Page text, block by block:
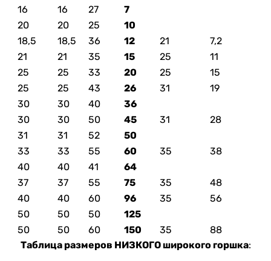
16
16 27
7
20
20 25
10
18,5
18,5 36 12 21
7,2
21
21 35 15 25
11
25
25 33 20 25
15
25
25 43 26 31
19
30
30 40
36
30
30 50 45 31
28
31
31 52
50
33
33 55 60 35
38
40
40 41
64
37
37 55 75 35
48
40
40 60 96 35
56
50
50 50
125
50
50 60 150 35
88
Таблица размеров НИЗКОГО широкого горшка: